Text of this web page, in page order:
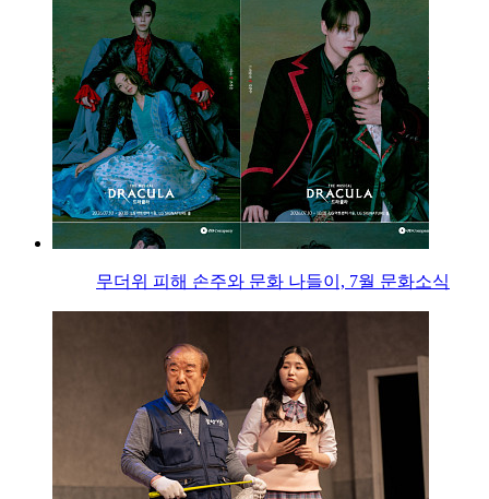
무더위 피해 손주와 문화 나들이, 7월 문화소식